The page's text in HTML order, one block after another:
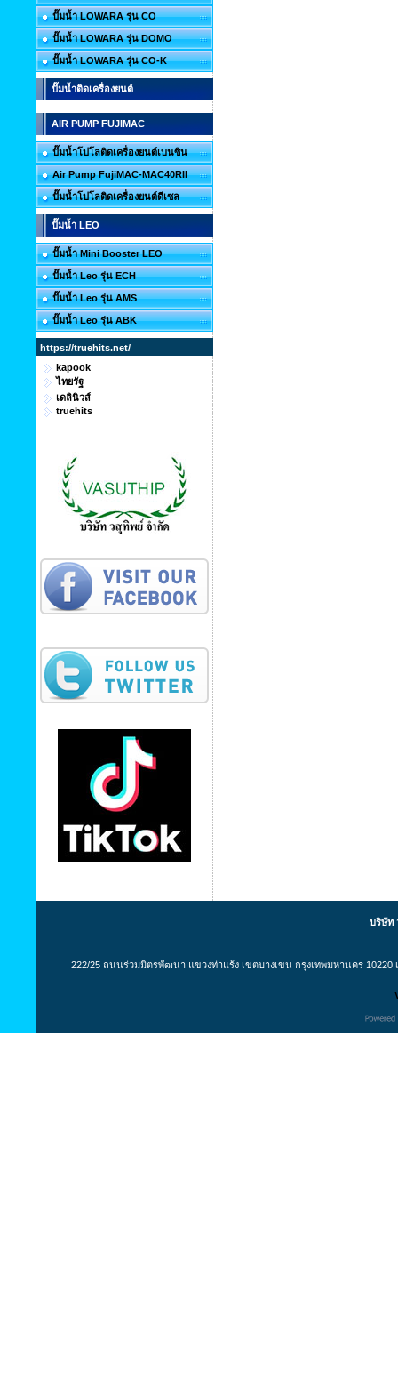
ปั๊มน้ำ LOWARA รุ่น CO
ปั๊มน้ำ LOWARA รุ่น DOMO
ปั๊มน้ำ LOWARA รุ่น CO-K
ปั๊มน้ำติดเครื่องยนต์
AIR PUMP FUJIMAC
ปั๊มน้ำโปโลติดเครื่องยนต์เบนซิน
Air Pump FujiMAC-MAC40RII
ปั๊มน้ำโปโลติดเครื่องยนต์ดีเซล
ปั๊มน้ำ LEO
ปั๊มน้ำ Mini Booster LEO
ปั๊มน้ำ Leo รุ่น ECH
ปั๊มน้ำ Leo รุ่น AMS
ปั๊มน้ำ Leo รุ่น ABK
https://truehits.net/
kapook
ไทยรัฐ
เดลินิวส์
truehits
บริษัท
222/25 ถนนร่วมมิตรพัฒนา แขวงท่าแร้ง เขตบางเขน กรุงเทพมหานคร 10220